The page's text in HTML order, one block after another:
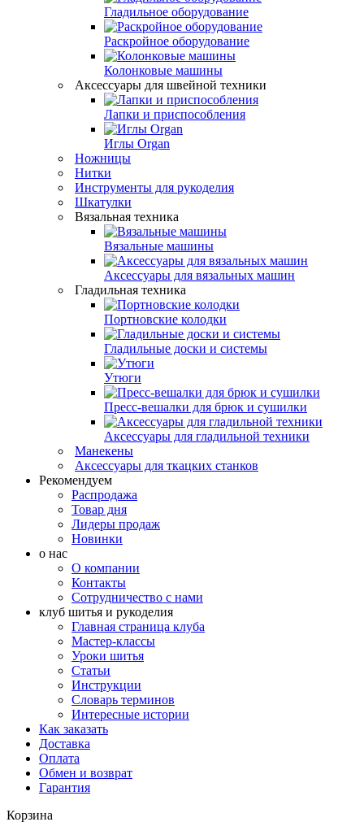
Гладильное оборудование
Раскройное оборудование
Колонковые машины
Аксессуары для швейной техники
Лапки и приспособления
Иглы Organ
Ножницы
Нитки
Инструменты для рукоделия
Шкатулки
Вязальная техника
Вязальные машины
Аксессуары для вязальных машин
Гладильная техника
Портновские колодки
Гладильные доски и системы
Утюги
Пресс-вешалки для брюк и сушилки
Аксессуары для гладильной техники
Манекены
Аксессуары для ткацких станков
Рекомендуем
Распродажа
Товар дня
Лидеры продаж
Новинки
о нас
О компании
Контакты
Сотрудничество с нами
клуб шитья и рукоделия
Главная страница клуба
Мастер-классы
Уроки шитья
Статьи
Инструкции
Словарь терминов
Интересные истории
Как заказать
Доставка
Оплата
Обмен и возврат
Гарантия
Корзина